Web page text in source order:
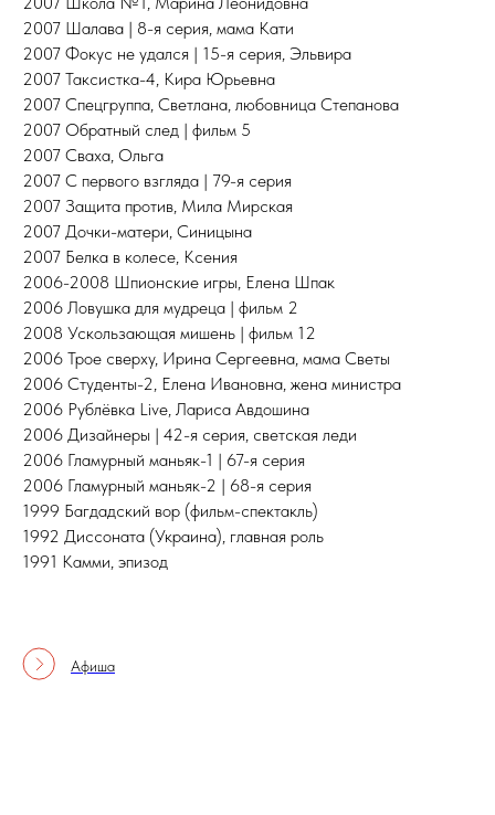
2007 Шалава | 8-я серия, мама Кати
2007 Фокус не удался | 15-я серия, Эльвира
2007 Таксистка-4, Кира Юрьевна
2007 Спецгруппа, Светлана, любовница Степанова
2007 Обратный след | фильм 5
2007 Сваха, Ольга
2007 С первого взгляда | 79-я серия
2007 Защита против, Мила Мирская
2007 Дочки-матери, Синицына
2007 Белка в колесе, Ксения
2006-2008 Шпионские игры, Елена Шпак
2006 Ловушка для мудреца | фильм 2
2008 Ускользающая мишень | фильм 12
2006 Трое сверху, Ирина Сергеевна, мама Светы
2006 Студенты-2, Елена Ивановна, жена министра
2006 Рублёвка Live, Лариса Авдошина
2006 Дизайнеры | 42-я серия, светская леди
2006 Гламурный маньяк-1 | 67-я серия
2006 Гламурный маньяк-2 | 68-я серия
1999 Багдадский вор (фильм-спектакль)
1992 Диссоната (Украина), главная роль
1991 Камми, эпизод
Афиша